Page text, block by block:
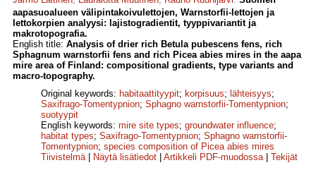
aapasuoalueen välipintakoivulettojen, Warnstorfii-lettojen ja
lettokorpien analyysi: lajistogradientit, tyyppivariantit ja
makrotopografia.
English title: Analysis of drier rich Betula pubescens fens, rich
Sphagnum warnstorfii fens and rich Picea abies mires in the aapa
mire area of Finland: compositional gradients, type variants and
macro-topography.
Original keywords: habitaattityypit; korpisuus; lähteisyys;
Saxifrago-Tomentypnion; Sphagno warnstorfii-Tomentypnion;
suotyypit
English keywords: mire site types; groundwater influence;
habitat types; Saxifrago-Tomentypnion; Sphagno warnstorfii-
Tomentypnion; species composition of Picea abies mires
Tiivistelmä| Näytä lisätiedot Artikkeli PDF-muodossa| Tekijät